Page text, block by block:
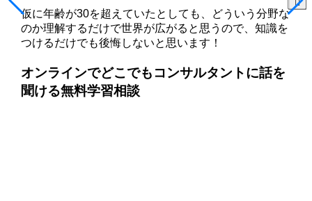
仮に年齢が30を超えていたとしても、どういう分野な
のか理解するだけで世界が広がると思うので、知識を
つけるだけでも後悔しないと思います！
オンラインでどこでもコンサルタントに話を
聞ける無料学習相談